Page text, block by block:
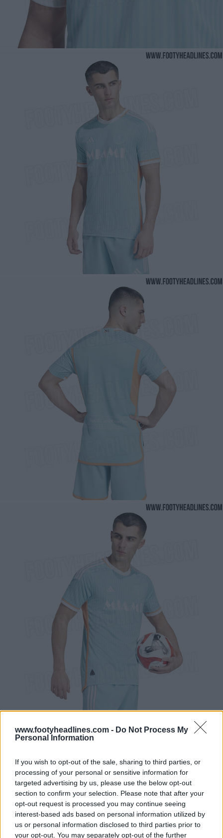
www.footyheadlines.com - Do Not Process My
Personal Information
If you wish to opt-out of the sale, sharing to third parties, or
processing of your personal or sensitive information for
targeted advertising by us, please use the below opt-out
section to confirm your selection. Please note that after your
opt-out request is processed you may continue seeing
interest-based ads based on personal information utilized by
us or personal information disclosed to third parties prior to
your opt-out. You may separately opt-out of the further